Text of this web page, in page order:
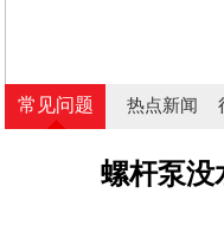
常见问题 热点新闻
螺杆泵没